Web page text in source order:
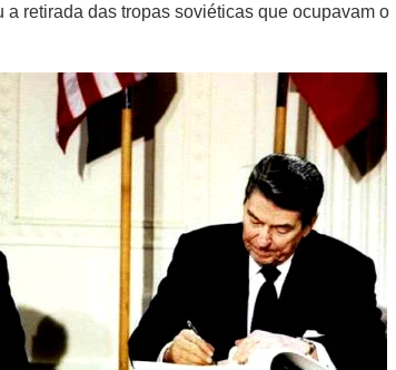
retirada das tropas soviéticas que ocupavam o